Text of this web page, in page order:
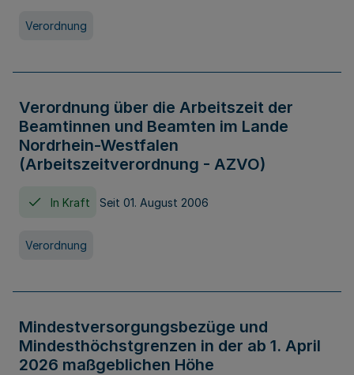
Verordnung
Verordnung über die Arbeitszeit der
Beamtinnen und Beamten im Lande
Nordrhein-Westfalen
(Arbeitszeitverordnung - AZVO)
In Kraft Seit 01. August 2006
Verordnung
Mindestversorgungsbezüge und
Mindesthöchstgrenzen in der ab 1. April
2026 maßgeblichen Höhe